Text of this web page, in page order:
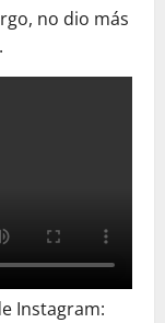
no dio más
Instagram: